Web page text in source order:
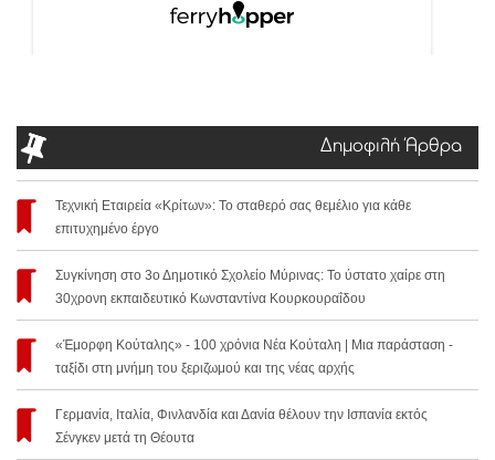
Δημοφιλή Άρθρα
Τεχνική Εταιρεία «Κρίτων»: Το σταθερό σας θεμέλιο για κάθε
επιτυχημένο έργο
Συγκίνηση στο 3ο Δημοτικό Σχολείο Μύρινας: Το ύστατο χαίρε στη
30χρονη εκπαιδευτικό Κωνσταντίνα Κουρκουραΐδου
«Έμορφη Κούταλης» - 100 χρόνια Νέα Κούταλη | Μια παράσταση -
ταξίδι στη μνήμη του ξεριζωμού και της νέας αρχής
Γερμανία, Ιταλία, Φινλανδία και Δανία θέλουν την Ισπανία εκτός
Σένγκεν μετά τη Θέουτα